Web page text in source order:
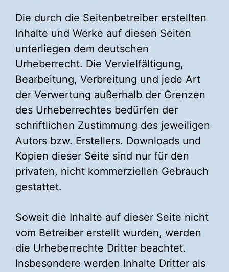
Die durch die Seitenbetreiber erstellten
Inhalte und Werke auf diesen Seiten
unterliegen dem deutschen
Urheberrecht. Die Vervielfältigung,
Bearbeitung, Verbreitung und jede Art
der Verwertung außerhalb der Grenzen
des Urheberrechtes bedürfen der
schriftlichen Zustimmung des jeweiligen
Autors bzw. Erstellers. Downloads und
Kopien dieser Seite sind nur für den
privaten, nicht kommerziellen Gebrauch
gestattet.
Soweit die Inhalte auf dieser Seite nicht
vom Betreiber erstellt wurden, werden
die Urheberrechte Dritter beachtet.
Insbesondere werden Inhalte Dritter als